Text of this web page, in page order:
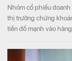
Nhóm cổ phiếu
thị trường chứng
tiền đổ mạnh vào
trong sắc đỏ.